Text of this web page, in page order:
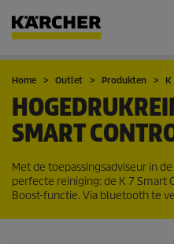
Winkelwagen
Wensenlijstje
Home Outlet Produkten
SMART
Met de toepassingsadviseur in
perfecte reiniging: de K 7 Smart
Boost-functie. Via bluetooth te